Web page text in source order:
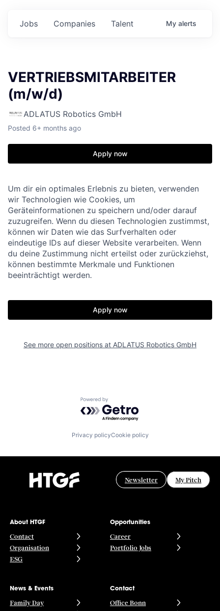
Jobs Companies Talent My alerts
VERTRIEBSMITARBEITER
(m/w/d)
ADLATUS Robotics GmbH
Posted 6+ months ago
Apply now
Um dir ein optimales Erlebnis zu bieten, verwenden
wir Technologien wie Cookies, um
Geräteinformationen zu speichern und/oder darauf
zuzugreifen. Wenn du diesen Technologien zustimmst,
können wir Daten wie das Surfverhalten oder
eindeutige IDs auf dieser Website verarbeiten. Wenn
du deine Zustimmung nicht erteilst oder zurückziehst,
können bestimmte Merkmale und Funktionen
beeinträchtigt werden.
Apply now
See more open positions at ADLATUS Robotics GmbH
Powered by Getro.com
Privacy policyCookie policy
Newsletter My Pitch
About HTGF
Contact
Organisation
ESG
Opportunities
Career
Portfolio Jobs
News & Events
Family Day
Contact
Office Bonn